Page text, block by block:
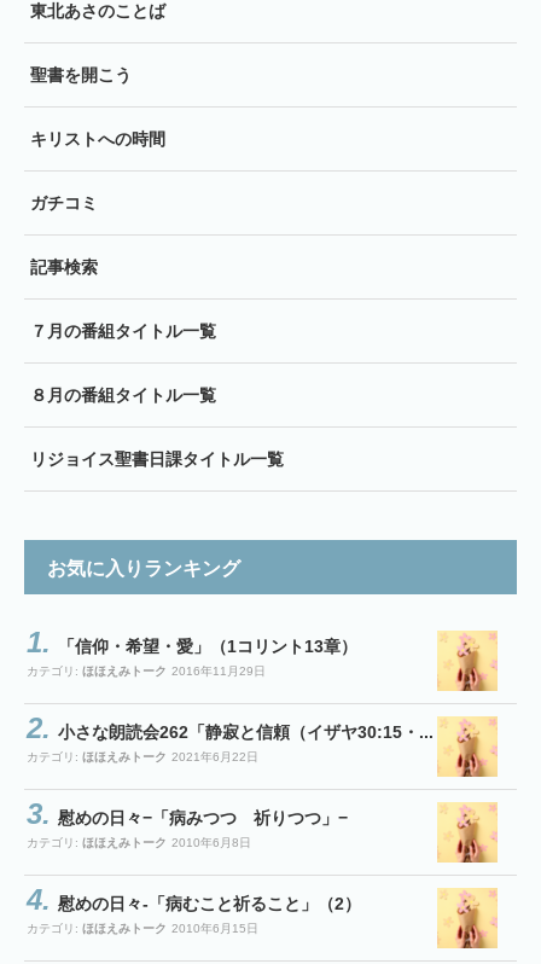
東北あさのことば
聖書を開こう
キリストへの時間
ガチコミ
記事検索
７月の番組タイトル一覧
８月の番組タイトル一覧
リジョイス聖書日課タイトル一覧
お気に入りランキング
「信仰・希望・愛」（1コリント13章）
カテゴリ: ほほえみトーク 2016年11月29日
小さな朗読会262「静寂と信頼（イザヤ30:15・...
カテゴリ: ほほえみトーク 2021年6月22日
慰めの日々−「病みつつ 祈りつつ」−
カテゴリ: ほほえみトーク 2010年6月8日
慰めの日々-「病むこと祈ること」（2）
カテゴリ: ほほえみトーク 2010年6月15日